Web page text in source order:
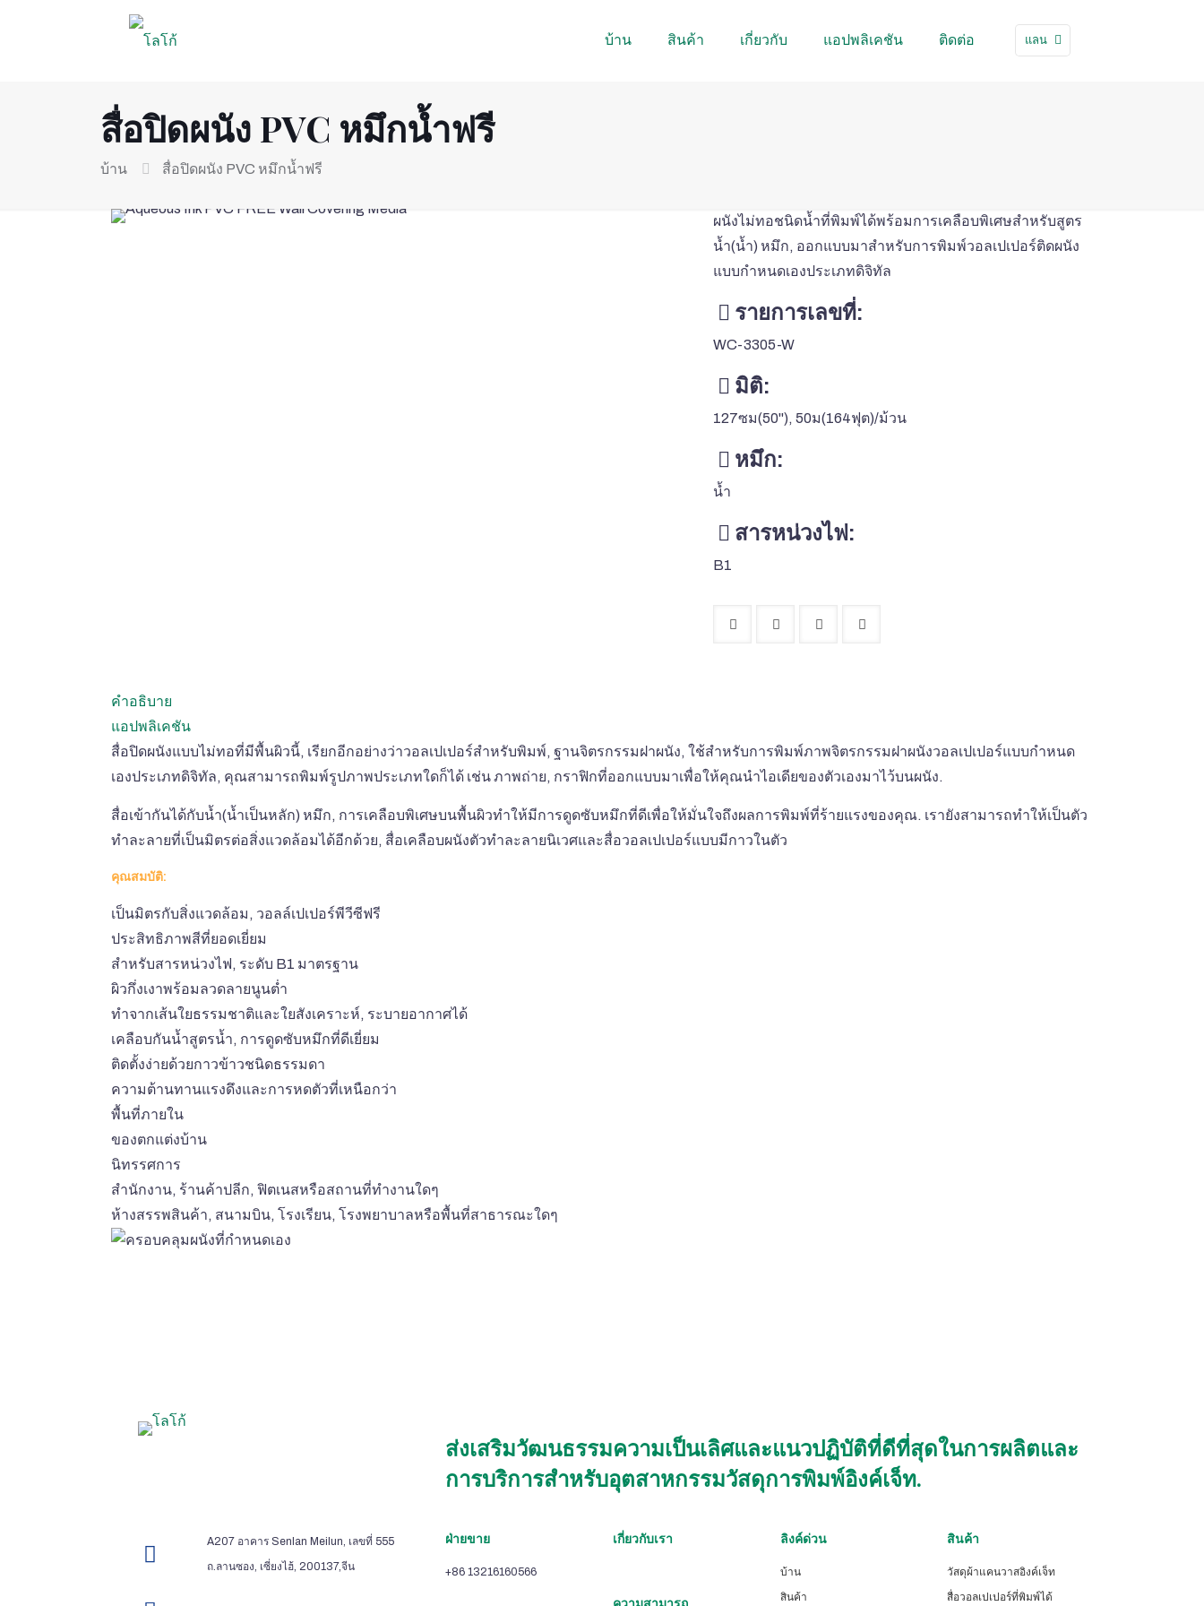
บ้าน สินค้า เกี่ยวกับ แอปพลิเคชัน ติดต่อ แลน
สื่อปิดผนัง PVC หมึกน้ำฟรี
บ้าน สื่อปิดผนัง PVC หมึกน้ำฟรี
ผนังไม่ทอชนิดน้ำที่พิมพ์ได้พร้อมการเคลือบพิเศษสำหรับสูตร
น้ำ(น้ำ) หมึก, ออกแบบมาสำหรับการพิมพ์วอลเปเปอร์ติดผนัง
แบบกำหนดเองประเภทดิจิทัล
รายการเลขที่:
WC-3305-W
มิติ:
127ซม(50''), 50ม(164ฟุต)/ม้วน
หมึก:
น้ำ
สารหน่วงไฟ:
B1
คำอธิบาย
แอปพลิเคชัน
สื่อปิดผนังแบบไม่ทอที่มีพื้นผิวนี้, เรียกอีกอย่างว่าวอลเปเปอร์สำหรับพิมพ์, ฐานจิตรกรรมฝาผนัง, ใช้สำหรับการพิมพ์ภาพจิตรกรรมฝาผนังวอลเปเปอร์แบบกำหนด
เองประเภทดิจิทัล, คุณสามารถพิมพ์รูปภาพประเภทใดก็ได้ เช่น ภาพถ่าย, กราฟิกที่ออกแบบมาเพื่อให้คุณนำไอเดียของตัวเองมาไว้บนผนัง.
สื่อเข้ากันได้กับน้ำ(น้ำเป็นหลัก) หมึก, การเคลือบพิเศษบนพื้นผิวทำให้มีการดูดซับหมึกที่ดีเพื่อให้มั่นใจถึงผลการพิมพ์ที่ร้ายแรงของคุณ. เรายังสามารถทำให้เป็นตัว
ทำละลายที่เป็นมิตรต่อสิ่งแวดล้อมได้อีกด้วย, สื่อเคลือบผนังตัวทำละลายนิเวศและสื่อวอลเปเปอร์แบบมีกาวในตัว
คุณสมบัติ:
เป็นมิตรกับสิ่งแวดล้อม, วอลล์เปเปอร์พีวีซีฟรี
ประสิทธิภาพสีที่ยอดเยี่ยม
สำหรับสารหน่วงไฟ, ระดับ B1 มาตรฐาน
ผิวกึ่งเงาพร้อมลวดลายนูนต่ำ
ทำจากเส้นใยธรรมชาติและใยสังเคราะห์, ระบายอากาศได้
เคลือบกันน้ำสูตรน้ำ, การดูดซับหมึกที่ดีเยี่ยม
ติดตั้งง่ายด้วยกาวข้าวชนิดธรรมดา
ความต้านทานแรงดึงและการหดตัวที่เหนือกว่า
พื้นที่ภายใน
ของตกแต่งบ้าน
นิทรรศการ
สำนักงาน, ร้านค้าปลีก, ฟิตเนสหรือสถานที่ทำงานใดๆ
ห้างสรรพสินค้า, สนามบิน, โรงเรียน, โรงพยาบาลหรือพื้นที่สาธารณะใดๆ
ส่งเสริมวัฒนธรรมความเป็นเลิศและแนวปฏิบัติที่ดีที่สุดในการผลิตและ
การบริการสำหรับอุตสาหกรรมวัสดุการพิมพ์อิงค์เจ็ท.
A207 อาคาร Senlan Meilun, เลขที่ 555
ถ.ลานซอง, เซี่ยงไฮ้, 200137,จีน
ฝ่ายขาย
+86 13216160566
เกี่ยวกับเรา ลิงค์ด่วน
บ้าน
สินค้า
สินค้า
วัสดุผ้าแคนวาสอิงค์เจ็ท
สื่อวอลเปเปอร์ที่พิมพ์ได้